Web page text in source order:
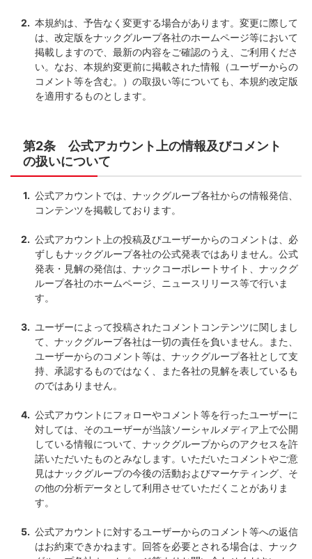
本規約は、予告なく変更する場合があります。変更に際して
は、改定版をナックグループ各社のホームページ等において
掲載しますので、最新の内容をご確認のうえ、ご利用くださ
い。なお、本規約変更前に掲載された情報（ユーザーからの
コメント等を含む。）の取扱い等についても、本規約改定版
を適用するものとします。
第2条 公式アカウント上の情報及びコメント
の扱いについて
公式アカウントでは、ナックグループ各社からの情報発信、
コンテンツを掲載しております。
公式アカウント上の投稿及びユーザーからのコメントは、必
ずしもナックグループ各社の公式発表ではありません。公式
発表・見解の発信は、ナックコーポレートサイト、ナックグ
ループ各社のホームページ、ニュースリリース等で行いま
す。
ユーザーによって投稿されたコメントコンテンツに関しまし
て、ナックグループ各社は一切の責任を負いません。また、
ユーザーからのコメント等は、ナックグループ各社として支
持、承認するものではなく、また各社の見解を表しているも
のではありません。
公式アカウントにフォローやコメント等を行ったユーザーに
対しては、そのユーザーが当該ソーシャルメディア上で公開
している情報について、ナックグループからのアクセスを許
諾いただいたものとみなします。いただいたコメントやご意
見はナックグループの今後の活動およびマーケティング、そ
の他の分析データとして利用させていただくことがありま
す。
公式アカウントに対するユーザーからのコメント等への返信
はお約束できかねます。回答を必要とされる場合は、ナック